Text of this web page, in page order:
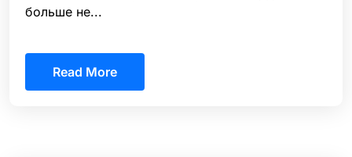
больше не...
Read More